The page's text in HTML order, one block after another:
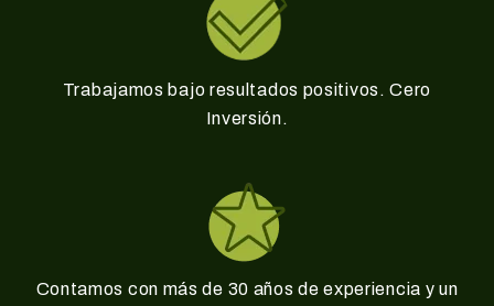
Trabajamos bajo resultados positivos. Cero
Inversión.
Contamos con más de 30 años de experiencia y un